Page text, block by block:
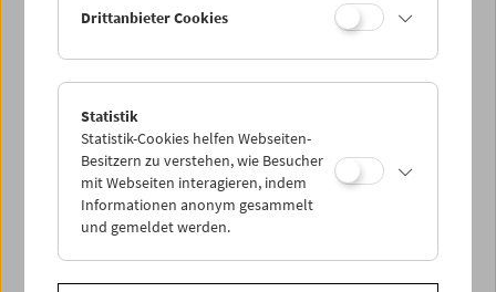
Naturhistorischen Museumstatt. Die Ausstellung "Krieg.
Auf den Spuren einer Evolution" ist noch bis 28.4. zu sehen
Filmmuseum-Tickets und umgekehrt.
Naturhistorisches Museum Wien
Drittanbieter Cookies
Statistik
Statistik-Cookies helfen Webseiten-
Besitzern zu verstehen, wie Besucher
mit Webseiten interagieren, indem
Informationen anonym gesammelt
und gemeldet werden.